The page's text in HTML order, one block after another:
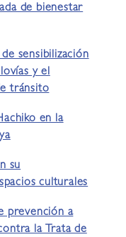
de bienestar
sensibilización
y el
tránsito
en la
su
culturales
prevención a
la Trata de